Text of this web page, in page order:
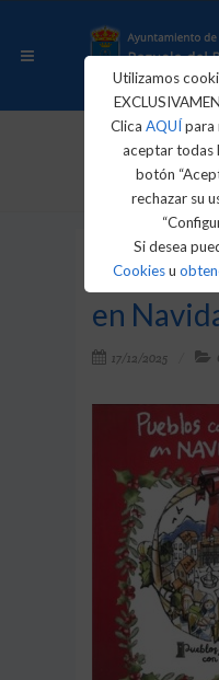
Utilizamos
Clica AQUÍ para
aceptar todas
botón
rechazar su
Si desea
Cookiesu
Inicio
🎄 Pueblos
🎄
en
17/12/2025